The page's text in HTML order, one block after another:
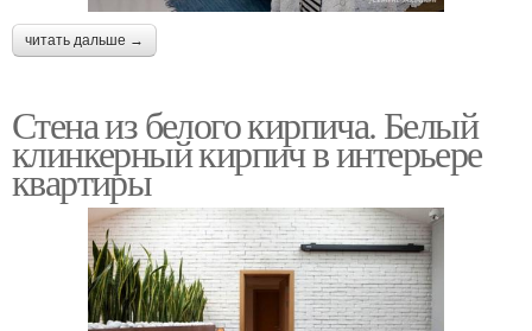
читать дальше →
Стена из белого кирпича. Белый
клинкерный кирпич в интерьере
квартиры